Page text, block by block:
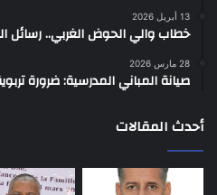
13 أبريل 2026
خطاب والي الحوض الغربي.. رسائل
28 مارس 2026
صيانة المباني المدرسية: ضرورة
أحدث المقالات